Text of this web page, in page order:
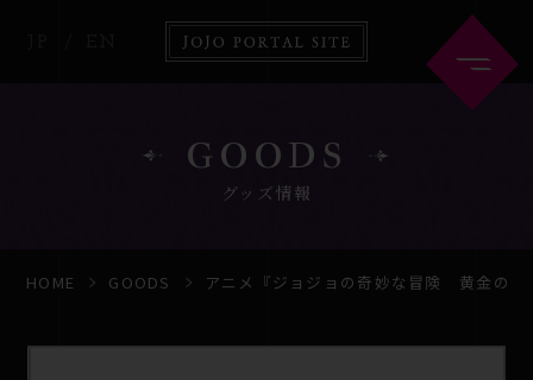
HOME ABOUT
GOODS
グッズ情報
HOME GOODS アニメ『ジョジョの奇妙な冒険 黄金の